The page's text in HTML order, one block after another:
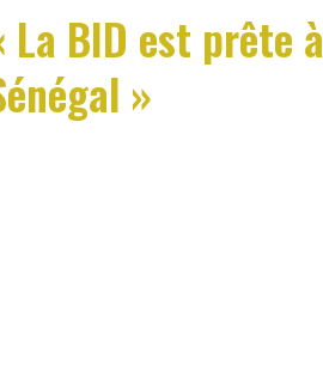
BID est prête à
»